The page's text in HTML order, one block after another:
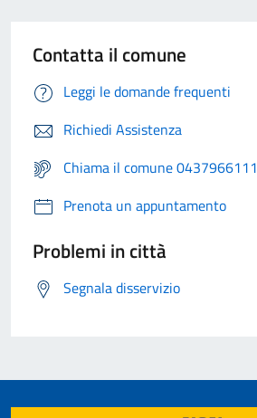
Contatta il comune
Leggi le domande frequenti
Richiedi Assistenza
Chiama il comune 0437966111
Prenota un appuntamento
Problemi in città
Segnala disservizio